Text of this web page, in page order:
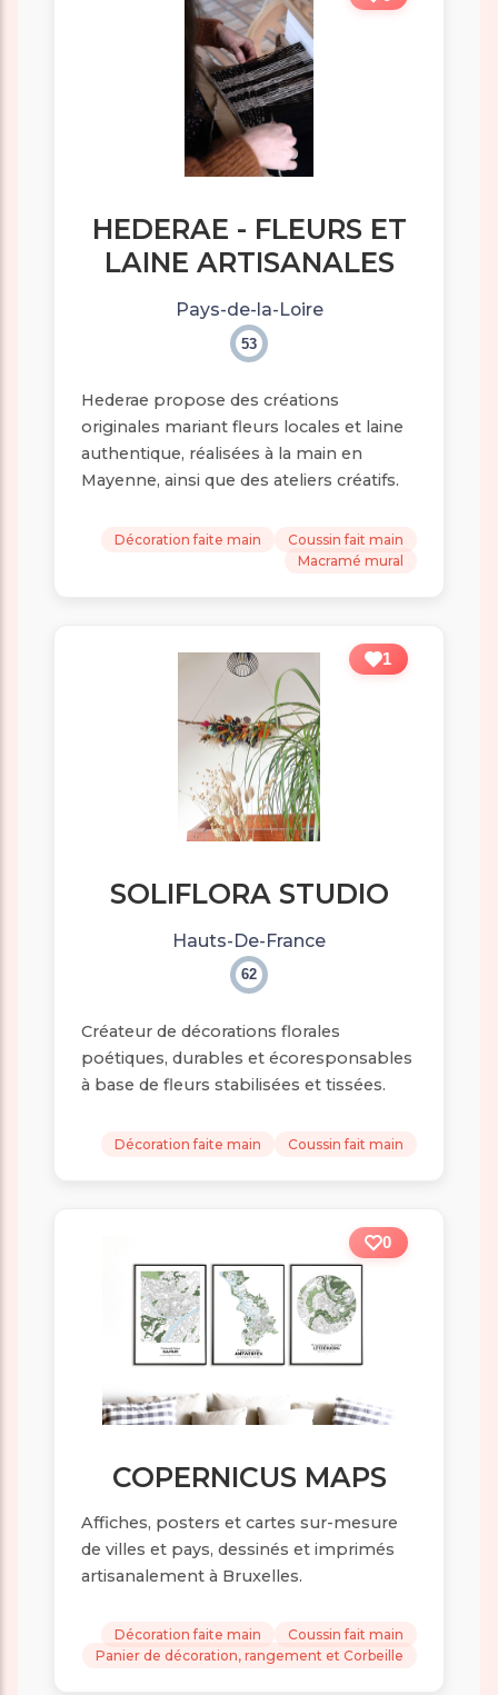
HEDERAE - FLEURS ET
LAINE ARTISANALES
Pays-de-la-Loire
53
Hederae propose des créations
originales mariant fleurs locales et laine
authentique, réalisées à la main en
Mayenne, ainsi que des ateliers créatifs.
Décoration faite main
Coussin fait main
Macramé mural
1
SOLIFLORA STUDIO
Hauts-De-France
62
Créateur de décorations florales
poétiques, durables et écoresponsables
à base de fleurs stabilisées et tissées.
Décoration faite main Coussin fait main
0
COPERNICUS MAPS
Affiches, posters et cartes sur-mesure
de villes et pays, dessinés et imprimés
artisanalement à Bruxelles.
Décoration faite main
Coussin fait main
Panier de décoration, rangement et Corbeille